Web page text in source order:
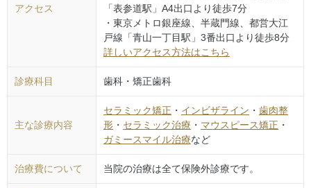
アクセス
「表参道駅」A4出口より徒歩7分
・東京メトロ銀座線、半蔵門線、都営大江
戸線「青山一丁目駅」3番出口より徒歩8分
詳しいアクセス方法はこちら
診療科目 歯科・矯正歯科
主な診療内容
セラミック矯正 ・ インビザライン ・ 歯肉整
形 ・ セラミック治療 ・ マウスピース矯正 ・
ガミースマイル治療など
治療費について 当院の治療は全て保険外診療です。